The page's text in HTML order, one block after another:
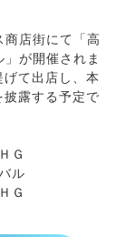
商店街にて「高
が開催されま
て出店し、本
披露する予定で
Ｇ
ル
Ｇ